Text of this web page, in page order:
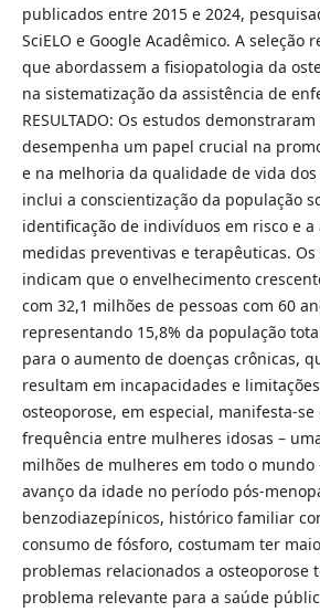
publicados entre 2015 e 2024,
SciELO e Google Acadêmico. A seleção
que abordassem a fisiopatologia da
na sistematização da assistência de
RESULTADO: Os estudos
desempenha um papel crucial na
e na melhoria da qualidade de vida
inclui a conscientização da população
identificação de indivíduos em risco e a
medidas preventivas e terapêuticas.
indicam que o envelhecimento
com 32,1 milhões de pessoas com 60
representando 15,8% da população
para o aumento de doenças crônicas,
resultam em incapacidades e
osteoporose, em especial, manifesta-
frequência entre mulheres idosas –
milhões de mulheres em todo o mundo
avanço da idade no período pós-
benzodiazepínicos, histórico familiar
consumo de fósforo, costumam ter
problemas relacionados a osteoporose
problema relevante para a saúde